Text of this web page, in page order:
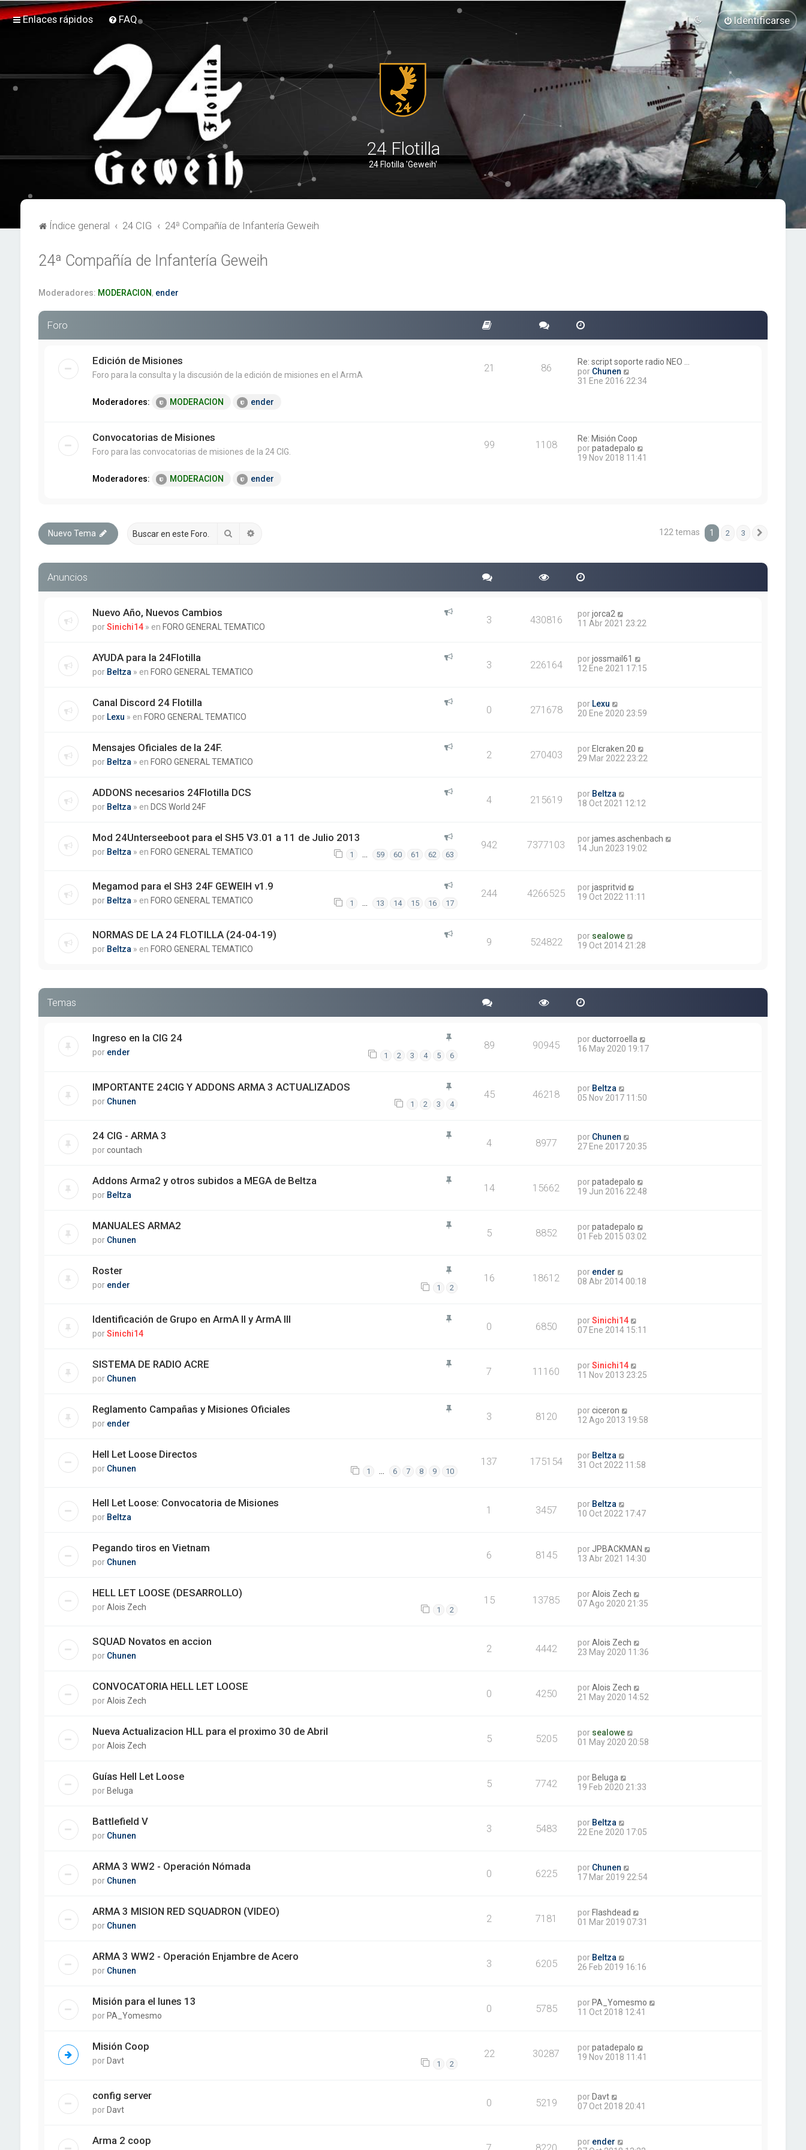
Enlaces rápidos FAQ Identificarse
24 Flotilla
24 Flotilla 'Geweih'
Índice general 24 CIG 24ª Compañía de Infantería Geweih
24ª Compañía de Infantería Geweih
Moderadores: MODERACION, ender
Foro
Edición de Misiones
Foro para la consulta y la discusión de la edición de misiones en el ArmA
Moderadores: MODERACION ender
21 86
Re: script soporte radio NEO …
por Chunen
e
m
o
m
31 Ene 2016 22:34
Convocatorias de Misiones
Foro para las convocatorias de misiones de la 24 CIG.
Moderadores: MODERACION ender
99 1108
Re: Misión Coop
porpatadepalo
e
s
e
19 Nov 2018 11:41
Nuevo Tema Buscar 122 temas 1 2 3
Anuncios
Nuevo Año, Nuevos Cambios
porSinichi14 » en FORO GENERAL TEMATICO
3 430816 porjorca2
11 Abr 2021 23:22
AYUDA para la 24Flotilla
por Beltza » en FORO GENERAL TEMATICO
3 226164 porjossmail61
12 Ene 2021 17:15
Canal Discord 24 Flotilla
por Lexu » en FORO GENERAL TEMATICO
0 271678 por Lexu
20 Ene 2020 23:59
Mensajes Oficiales de la 24F.
por Beltza » en FORO GENERAL TEMATICO
2 270403 por Elcraken.20
29 Mar 2022 23:22
ADDONS necesarios 24Flotilla DCS
por Beltza » en DCS World 24F
4 215619 por Beltza
18 Oct 2021 12:12
Mod 24Unterseeboot para el SH5 V3.01 a 11 de Julio 2013
por Beltza » en FORO GENERAL TEMATICO 1 … 59 60 61 62 63
942 7377103 porjames.aschenbach
14 Jun 2023 19:02
Megamod para el SH3 24F GEWEIH v1.9
por Beltza » en FORO GENERAL TEMATICO 1 … 13 14 15 16 17
244 4266525 porjaspritvid
19 Oct 2022 11:11
NORMAS DE LA 24 FLOTILLA (24-04-19)
por Beltza » en FORO GENERAL TEMATICO
9 524822 por sealowe
19 Oct 2014 21:28
Temas
Ingreso en la CIG 24
por ender 1 2 3 4 5 6
89 90945 porductorroella
16 May 2020 19:17
IMPORTANTE 24CIG Y ADDONS ARMA 3 ACTUALIZADOS
por Chunen 1 2 3 4
45 46218 por Beltza
05 Nov 2017 11:50
24 CIG - ARMA 3
porcountach
4 8977 por Chunen
27 Ene 2017 20:35
Addons Arma2 y otros subidos a MEGA de Beltza
por Beltza
14 15662 porpatadepalo
19 Jun 2016 22:48
MANUALES ARMA2
por Chunen
5 8852 porpatadepalo
01 Feb 2015 03:02
Roster
por ender 1 2
16 18612 por ender
08 Abr 2014 00:18
Identificación de Grupo en ArmA II y ArmA III
porSinichi14
0 6850 porSinichi14
07 Ene 2014 15:11
SISTEMA DE RADIO ACRE
por Chunen
7 11160 porSinichi14
11 Nov 2013 23:25
Reglamento Campañas y Misiones Oficiales
por ender
3 8120 porciceron
12 Ago 2013 19:58
Hell Let Loose Directos
por Chunen 1 … 6 7 8 9 10
137 175154 por Beltza
31 Oct 2022 11:58
Hell Let Loose: Convocatoria de Misiones
por Beltza
1 3457 por Beltza
10 Oct 2022 17:47
Pegando tiros en Vietnam
por Chunen
6 8145 por JPBACKMAN
13 Abr 2021 14:30
HELL LET LOOSE (DESARROLLO)
porAlois Zech 1 2
15 13785 porAlois Zech
07 Ago 2020 21:35
SQUAD Novatos en accion
por Chunen
2 4442 porAlois Zech
23 May 2020 11:36
CONVOCATORIA HELL LET LOOSE
porAlois Zech
0 4250 porAlois Zech
21 May 2020 14:52
Nueva Actualizacion HLL para el proximo 30 de Abril
porAlois Zech
5 5205 por sealowe
01 May 2020 20:58
Guías Hell Let Loose
por Beluga
5 7742 por Beluga
19 Feb 2020 21:33
Battlefield V
por Chunen
3 5483 por Beltza
22 Ene 2020 17:05
ARMA 3 WW2 - Operación Nómada
por Chunen
0 6225 por Chunen
17 Mar 2019 22:54
ARMA 3 MISION RED SQUADRON (VIDEO)
por Chunen
2 7181 por Flashdead
01 Mar 2019 07:31
ARMA 3 WW2 - Operación Enjambre de Acero
por Chunen
3 6205 por Beltza
26 Feb 2019 16:16
Misión para el lunes 13
por PA_Yomesmo
0 5785 por PA_Yomesmo
11 Oct 2018 12:41
Misión Coop
por Davt 1 2
22 30287 porpatadepalo
19 Nov 2018 11:41
config server
porDavt
0 5219 porDavt
07 Oct 2018 20:41
Arma 2 coop
7 8220 por ender